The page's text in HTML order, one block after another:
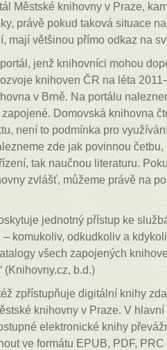
Městské knihovny v Praze,
právě pokud taková situace
mají většinou přímo odkaz na
jenž knihovníci mohou
knihoven ČR na léta
v Brně. Na portálu
Domovská knihovna
není to podmínka pro
zde jak povinnou četbu,
tak naučnou literaturu.
zvlášť, můžeme právě na
jednotný přístup ke
komukoliv, odkudkoliv a
všech zapojených
(Knihovny.cz, b.d.)
zpřístupňuje digitální knihy
knihovny v Praze. V
elektronické knihy
ve formátu EPUB, PDF,